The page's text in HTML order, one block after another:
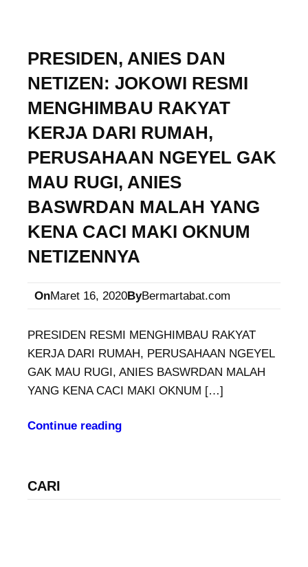
PRESIDEN, ANIES DAN
NETIZEN: JOKOWI RESMI
MENGHIMBAU RAKYAT
KERJA DARI RUMAH,
PERUSAHAAN NGEYEL GAK
MAU RUGI, ANIES
BASWRDAN MALAH YANG
KENA CACI MAKI OKNUM
NETIZENNYA
OnMaret 16, 2020ByBermartabat.com
PRESIDEN RESMI MENGHIMBAU RAKYAT
KERJA DARI RUMAH, PERUSAHAAN NGEYEL
GAK MAU RUGI, ANIES BASWRDAN MALAH
YANG KENA CACI MAKI OKNUM […]
Continue reading
CARI